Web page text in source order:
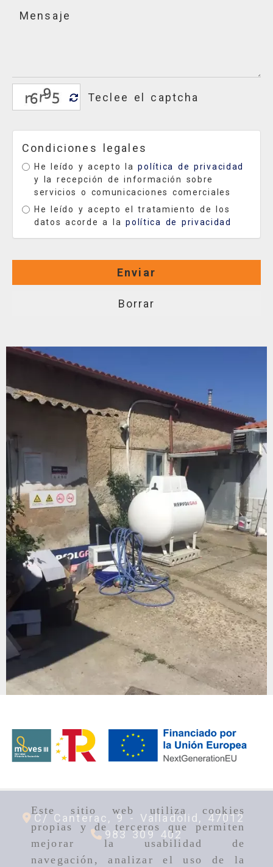
Este sitio web utiliza cookies
propias y de terceros que permiten
mejorar la usabilidad de
navegación, analizar el uso de la
Condiciones legales
He leído y acepto lapolítica de privacidad
y la recepción de información sobre
servicios o comunicaciones comerciales
He leído y acepto el tratamiento de los
datos acorde a lapolítica de privacidad
Enviar
Borrar
C/ Canterac, 9 - Valladolid,47012
983 309 402